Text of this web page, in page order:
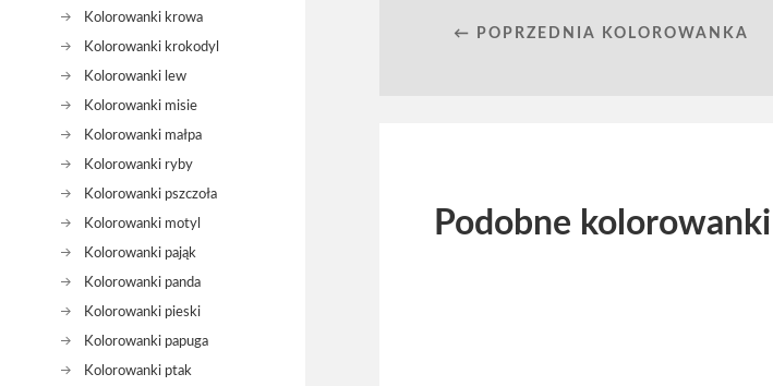
Kolorowanki krowa
Kolorowanki krokodyl
Kolorowanki lew
Kolorowanki misie
Kolorowanki małpa
Kolorowanki ryby
Kolorowanki pszczoła
Kolorowanki motyl
Kolorowanki pająk
Kolorowanki panda
Kolorowanki pieski
Kolorowanki papuga
Kolorowanki ptak
← POPRZEDNIA KOLOROWANKA
Podobne kolorowanki